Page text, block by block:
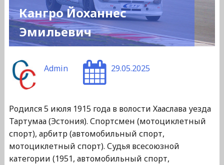
Кангро Йоханнес
Эмильевич
Admin 29.05.2025
Родился 5 июля 1915 года в волости Хааслава уезда
Тартумаа (Эстония). Спортсмен (мотоциклетный
спорт), арбитр (автомобильный спорт,
мотоциклетный спорт). Судья всесоюзной
категории (1951, автомобильный спорт,